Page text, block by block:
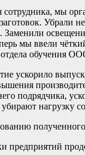
мы
Убрали
мы ввели
отдела обучения
ускорило
подрядчика,
нагрузку